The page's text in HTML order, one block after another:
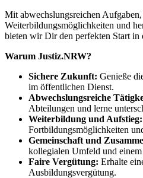
Mit abwechslungsreichen
Weiterbildungsmöglichkeiten und
bieten wir Dir den perfekten Start in
Warum Justiz.NRW?
Sichere Zukunft: Genieße
im öffentlichen Dienst.
Abwechslungsreiche
Abteilungen und lerne
Weiterbildung und Aufstieg:
Fortbildungsmöglichkeiten
Gemeinschaft und
kollegialen Umfeld und einem
Faire Vergütung: Erhalte
Ausbildungsvergütung.